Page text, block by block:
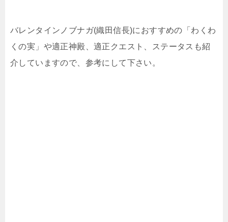
バレンタインノブナガ(織田信長)におすすめの「わくわ
くの実」や適正神殿、適正クエスト、ステータスも紹
介していますので、参考にして下さい。